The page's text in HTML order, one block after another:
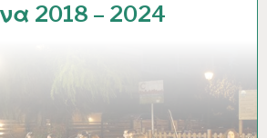
2018 – 2024